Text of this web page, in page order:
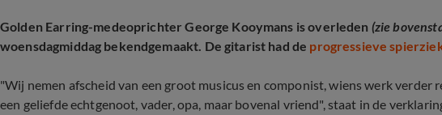
Golden Earring-medeoprichter George Kooymans is overleden (zie
woensdagmiddag bekendgemaakt. De gitarist had de progressieve
"Wij nemen afscheid van een groot musicus en componist, wiens werk verder
een geliefde echtgenoot, vader, opa, maar bovenal vriend", staat in de